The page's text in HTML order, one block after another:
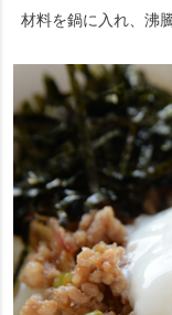
材料を鍋に入れ、沸